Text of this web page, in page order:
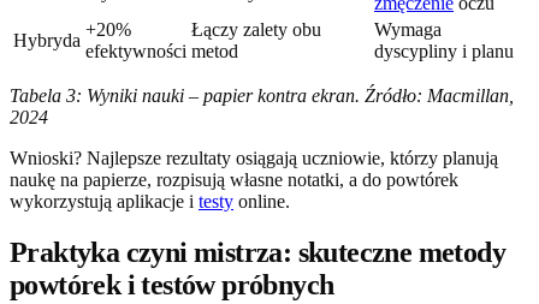
Hybryda
+20%
efektywności
Łączy zalety obu
metod
Wymaga
dyscypliny i planu
Tabela 3: Wyniki nauki – papier kontra ekran. Źródło: Macmillan,
2024
Wnioski? Najlepsze rezultaty osiągają uczniowie, którzy planują
naukę na papierze, rozpisują własne notatki, a do powtórek
wykorzystują aplikacje i testy online.
Praktyka czyni mistrza: skuteczne metody
powtórek i testów próbnych